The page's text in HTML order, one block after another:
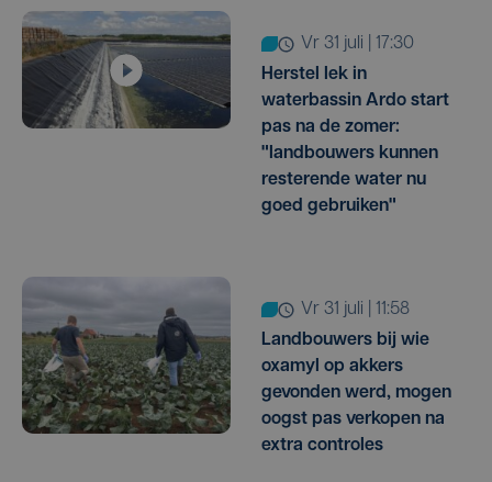
vr 31 juli | 17:30
Herstel lek in
waterbassin Ardo start
pas na de zomer:
"landbouwers kunnen
resterende water nu
goed gebruiken"
vr 31 juli | 11:58
Landbouwers bij wie
oxamyl op akkers
gevonden werd, mogen
oogst pas verkopen na
extra controles